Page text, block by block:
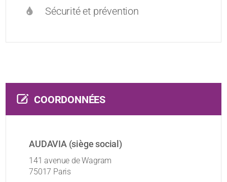
Sécurité et prévention
COORDONNÉES
AUDAVIA (siège social)
141 avenue de Wagram
75017 Paris